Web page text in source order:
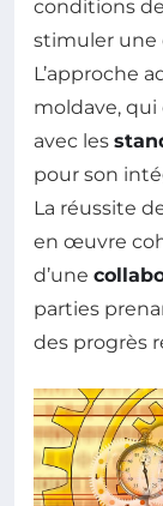
conditions
stimuler une
L’approche
moldave, qui
avec les
pour son
La réussite
en œuvre
d’une
parties
des progrès